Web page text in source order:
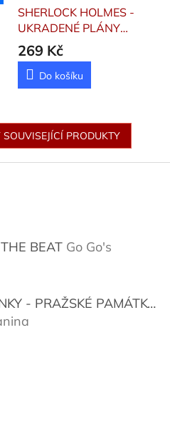
SHERLOCK HOLMES -
UKRADENÉ PLÁNY
Baudet Stephanie
269 Kč
Do košíku
PRODUKTY
BEAT Go Go's
je 5 z 5 hvězdiček.
VYSTŘIHOVÁNKY - PRAŽSKÉ PAMÁTKY
je 5 z 5 hvězdiček.